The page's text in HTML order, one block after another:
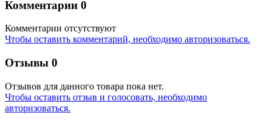
Комментарии 0
Комментарии отсутствуют
Чтобы оставить комментарий, необходимо авторизоваться.
Отзывы 0
Отзывов для данного товара пока нет.
Чтобы оcтавить отзыв и голосовать, необходимо
авторизоваться.